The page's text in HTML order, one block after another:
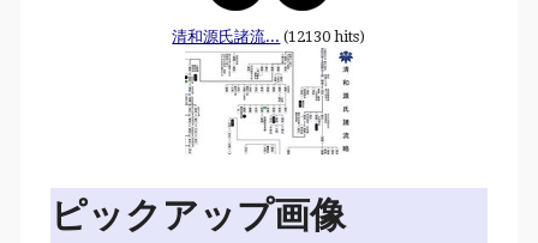
清和源氏諸流... (12130 hits)
ピックアップ画像